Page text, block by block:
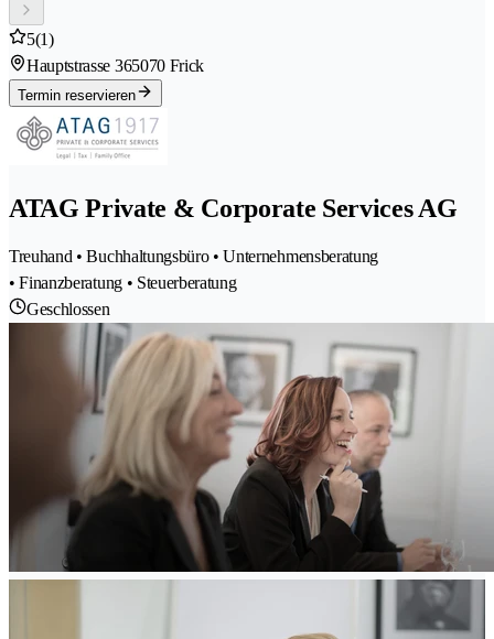
5(1)
Hauptstrasse 365070 Frick
Termin reservieren
ATAG Private & Corporate Services AG
Treuhand • Buchhaltungsbüro • Unternehmensberatung
• Finanzberatung • Steuerberatung
Geschlossen